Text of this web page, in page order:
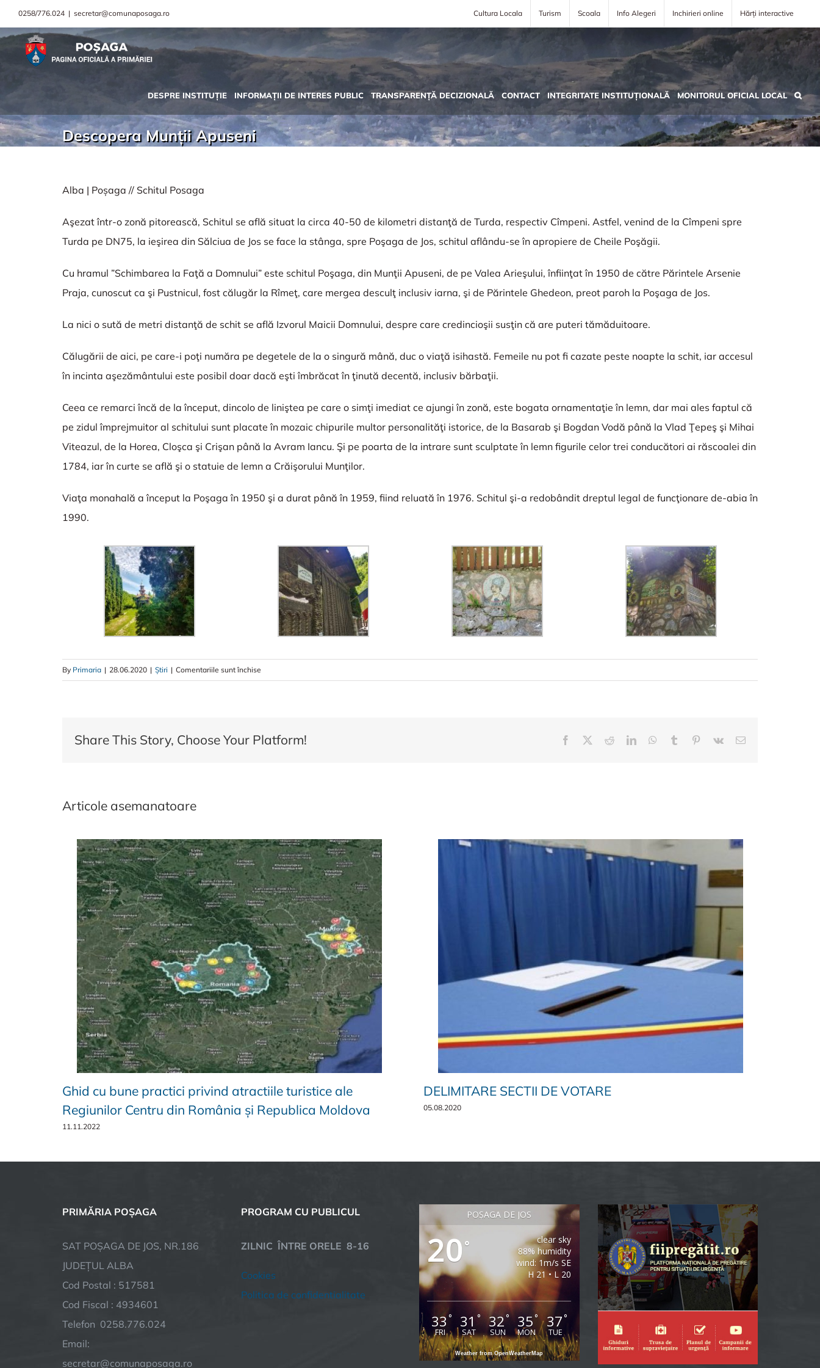
0258/776.024 | secretar@comunaposaga.ro Cultura Locala Turism Scoala Info Alegeri Inchirieri online Hărți interactive
DESPRE INSTITUȚIE INFORMAȚII DE INTERES PUBLIC TRANSPARENȚĂ DECIZIONALĂ CONTACT INTEGRITATE INSTITUȚIONALĂ MONITORUL OFICIAL LOCAL
Descopera Munții Apuseni
Alba | Poșaga // Schitul Posaga
Aşezat într-o zonă pitorească, Schitul se află situat la circa 40-50 de kilometri distanţă de Turda, respectiv Cîmpeni. Astfel, venind de la Cîmpeni spre
Turda pe DN75, la ieşirea din Sălciua de Jos se face la stânga, spre Poşaga de Jos, schitul aflându-se în apropiere de Cheile Poşăgii.
Cu hramul ”Schimbarea la Faţă a Domnului” este schitul Poşaga, din Munţii Apuseni, de pe Valea Arieşului, înfiinţat în 1950 de către Părintele Arsenie
Praja, cunoscut ca şi Pustnicul, fost călugăr la Rîmeţ, care mergea desculţ inclusiv iarna, şi de Părintele Ghedeon, preot paroh la Poşaga de Jos.
La nici o sută de metri distanţă de schit se află Izvorul Maicii Domnului, despre care credincioşii susţin că are puteri tămăduitoare.
Călugării de aici, pe care-i poţi număra pe degetele de la o singură mână, duc o viaţă isihastă. Femeile nu pot fi cazate peste noapte la schit, iar accesul
în incinta aşezământului este posibil doar dacă eşti îmbrăcat în ţinută decentă, inclusiv bărbaţii.
Ceea ce remarci încă de la început, dincolo de liniştea pe care o simţi imediat ce ajungi în zonă, este bogata ornamentaţie în lemn, dar mai ales faptul că
pe zidul împrejmuitor al schitului sunt placate în mozaic chipurile multor personalităţi istorice, de la Basarab şi Bogdan Vodă până la Vlad Ţepeş şi Mihai
Viteazul, de la Horea, Cloşca şi Crişan până la Avram Iancu. Şi pe poarta de la intrare sunt sculptate în lemn figurile celor trei conducători ai răscoalei din
1784, iar în curte se află şi o statuie de lemn a Crăişorului Munţilor.
Viaţa monahală a început la Poşaga în 1950 şi a durat până în 1959, fiind reluată în 1976. Schitul şi-a redobândit dreptul legal de funcţionare de-abia în
1990.
By Primaria | 28.06.2020 | Știri | Comentariile sunt închise
Share This Story, Choose Your Platform!
Articole asemanatoare
Ghid cu bune practici privind atractiile turistice ale
Regiunilor Centru din România și Republica Moldova
11.11.2022
DELIMITARE SECTII DE VOTARE
05.08.2020
PRIMĂRIA POȘAGA
SAT POȘAGA DE JOS, NR.186
JUDEȚUL ALBA
Cod Postal : 517581
Cod Fiscal : 4934601
Telefon 0258.776.024
Email:
secretar@comunaposaga.ro
PROGRAM CU PUBLICUL
ZILNIC ÎNTRE ORELE 8-16
Cookies
Politica de confidentialitate
POȘAGA DE JOS
20°
clear sky
88% humidity
wind: 1m/s SE
H 21 • L 20
33°
FRI
31°
SAT
32°
SUN
35°
MON
37°
TUE
Weather from OpenWeatherMap